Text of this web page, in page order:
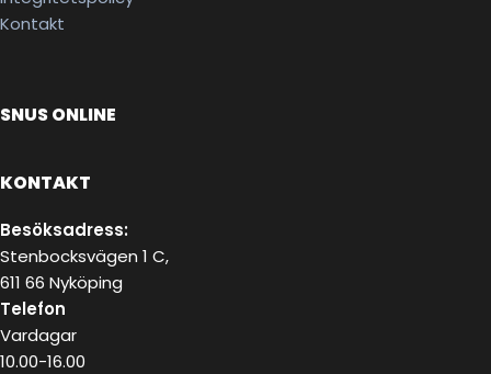
Kontakt
SNUS ONLINE
KONTAKT
Besöksadress:
Stenbocksvägen 1 C,
611 66 Nyköping
Telefon
Vardagar
10.00-16.00